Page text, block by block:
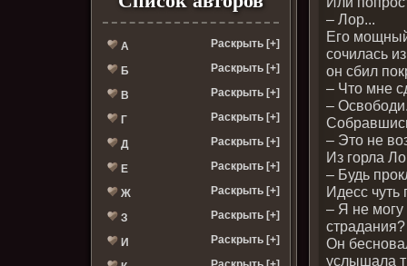
А Раскрыть [+]
Б Раскрыть [+]
В Раскрыть [+]
Г Раскрыть [+]
Д Раскрыть [+]
Е Раскрыть [+]
Ж Раскрыть [+]
З Раскрыть [+]
И Раскрыть [+]
– Лор...
Его
сочилась
он сбил
– Что мне
–
– Это не
Из горла
– Будь
Идесс чуть
– Я не могу
страдания?
Он
услышала